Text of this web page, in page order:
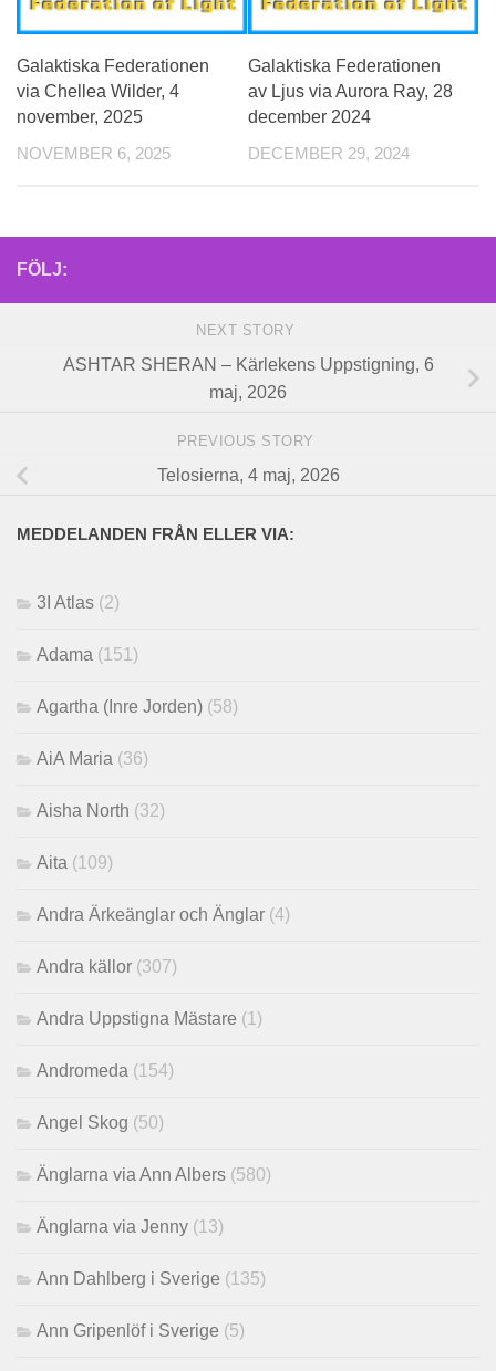
Galaktiska Federationen
via Chellea Wilder, 4
november, 2025
NOVEMBER 6, 2025
Galaktiska Federationen
av Ljus via Aurora Ray, 28
december 2024
DECEMBER 29, 2024
FÖLJ:
NEXT STORY
ASHTAR SHERAN – Kärlekens Uppstigning, 6
maj, 2026
PREVIOUS STORY
Telosierna, 4 maj, 2026
MEDDELANDEN FRÅN ELLER VIA:
3I Atlas (2)
Adama (151)
Agartha (Inre Jorden) (58)
AiA Maria (36)
Aisha North (32)
Aita (109)
Andra Ärkeänglar och Änglar (4)
Andra källor (307)
Andra Uppstigna Mästare (1)
Andromeda (154)
Angel Skog (50)
Änglarna via Ann Albers (580)
Änglarna via Jenny (13)
Ann Dahlberg i Sverige (135)
Ann Gripenlöf i Sverige (5)